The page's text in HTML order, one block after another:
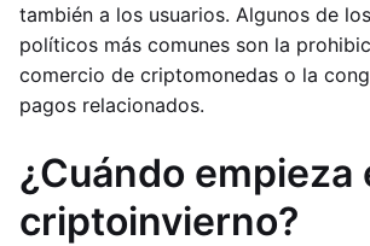
también a los usuarios. Algunos de
políticos más comunes son la
comercio de criptomonedas o la
pagos relacionados.
¿Cuándo empieza
criptoinvierno?